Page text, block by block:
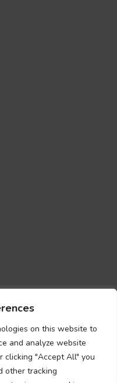
on this website to
and analyze website
clicking "Accept All" you
other tracking
AV